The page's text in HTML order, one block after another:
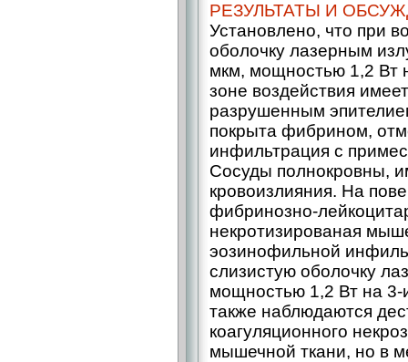
РЕЗУЛЬТАТЫ И
Установлено, что при
оболочку лазерным
мкм, мощностью 1,2 Вт
зоне воздействия
разрушенным
покрыта фибрином,
инфильтрация с
Сосуды полнокровны,
кровоизлияния. На
фибринозно-
некротизированая
эозинофильной
слизистую оболочку
мощностью 1,2 Вт на 3-
также наблюдаются
коагуляционного
мышечной ткани, но в